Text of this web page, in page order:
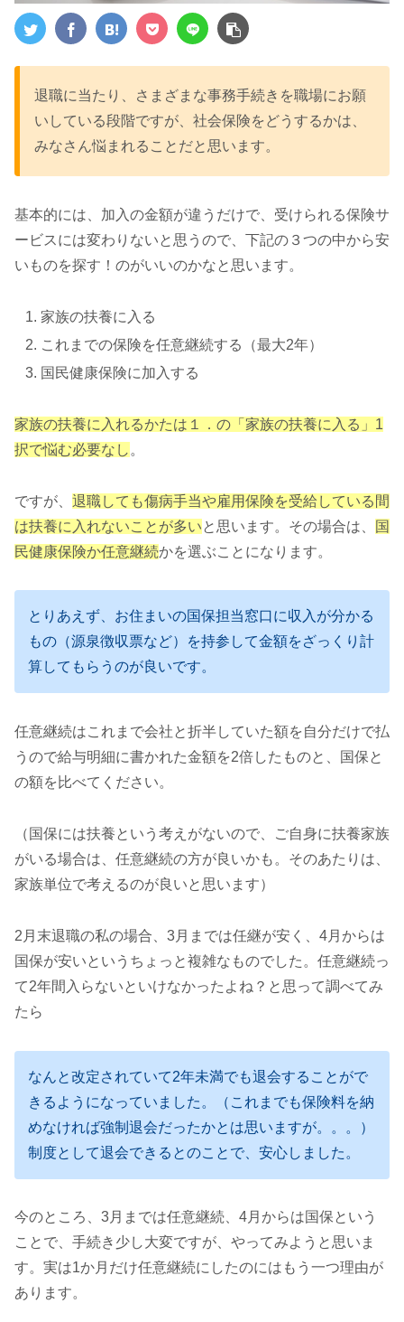
退職に当たり、さまざまな事務手続きを職場にお願
いしている段階ですが、社会保険をどうするかは、
みなさん悩まれることだと思います。
基本的には、加入の金額が違うだけで、受けられる保険サ
ービスには変わりないと思うので、下記の３つの中から安
いものを探す！のがいいのかなと思います。
家族の扶養に入る
これまでの保険を任意継続する（最大2年）
国民健康保険に加入する
家族の扶養に入れるかたは１．の「家族の扶養に入る」1
択で悩む必要なし 。
ですが、 退職しても傷病手当や雇用保険を受給している間
は扶養に入れないことが多いと思います。その場合は、
国
民健康保険か任意継続かを選ぶことになります。
とりあえず、お住まいの国保担当窓口に収入が分かる
もの（源泉徴収票など）を持参して金額をざっくり計
算してもらうのが良いです。
任意継続はこれまで会社と折半していた額を自分だけで払
うので給与明細に書かれた金額を2倍したものと、国保と
の額を比べてください。
（国保には扶養という考えがないので、ご自身に扶養家族
がいる場合は、任意継続の方が良いかも。そのあたりは、
家族単位で考えるのが良いと思います）
2月末退職の私の場合、3月までは任継が安く、4月からは
国保が安いというちょっと複雑なものでした。任意継続っ
て2年間入らないといけなかったよね？と思って調べてみ
たら
なんと改定されていて2年未満でも退会することがで
きるようになっていました。（これまでも保険料を納
めなければ強制退会だったかとは思いますが。。。）
制度として退会できるとのことで、安心しました。
今のところ、3月までは任意継続、4月からは国保という
ことで、手続き少し大変ですが、やってみようと思いま
す。実は1か月だけ任意継続にしたのにはもう一つ理由が
あります。